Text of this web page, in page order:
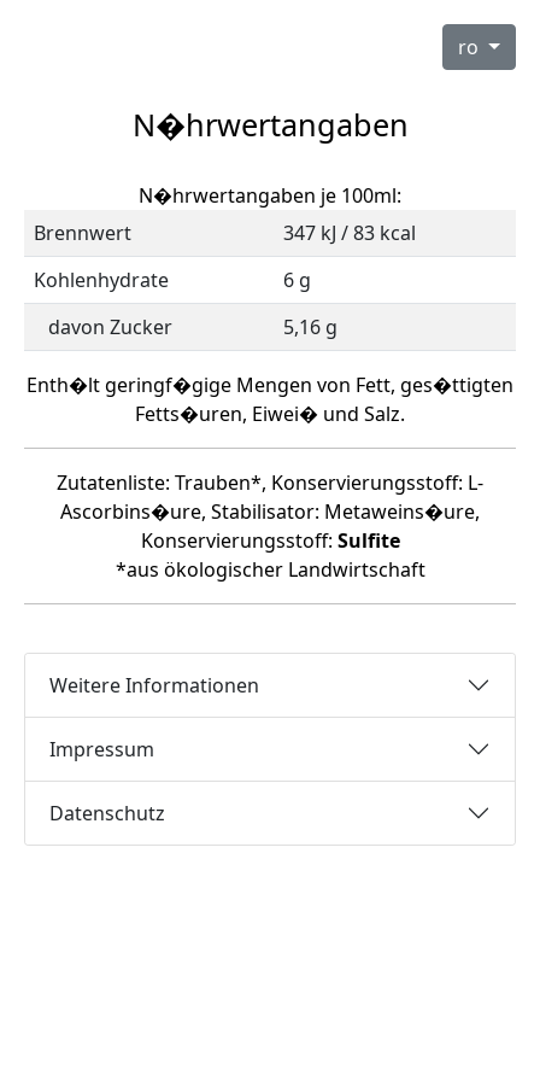
ro
N�hrwertangaben
N�hrwertangaben je 100ml:
Brennwert
347 kJ / 83 kcal
Kohlenhydrate
6 g
davon Zucker
5,16 g
Enth�lt geringf�gige Mengen von Fett, ges�ttigten
Fetts�uren, Eiwei� und Salz.
Zutatenliste: Trauben*, Konservierungsstoff: L-
Ascorbins�ure, Stabilisator: Metaweins�ure,
Konservierungsstoff: Sulfite
*aus ökologischer Landwirtschaft
Weitere Informationen
Impressum
Datenschutz